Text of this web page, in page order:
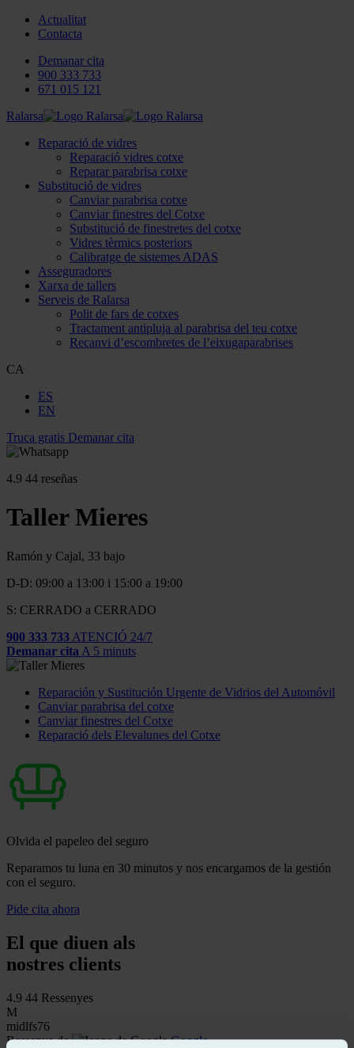
Actualitat
Contacta
Demanar cita
900 333 733
671 015 121
Ralarsa
Reparació de vidres
Reparació vidres cotxe
Reparar parabrisa cotxe
Substitució de vidres
Canviar parabrisa cotxe
Canviar finestres del Cotxe
Substitució de finestretes del cotxe
Vidres tèrmics posteriors
Calibratge de sistemes ADAS
Asseguradores
Xarxa de tallers
Serveis de Ralarsa
Polit de fars de cotxes
Tractament antipluja al parabrisa del teu cotxe
Recanvi d’escombretes de l’eixugaparabrises
CA
ES
EN
Truca gratis Demanar cita
4.9 44 reseñas
Taller Mieres
Ramón y Cajal, 33 bajo
D-D: 09:00 a 13:00 i 15:00 a 19:00
S: CERRADO a CERRADO
900 333 733 ATENCIÓ 24/7
Demanar cita A 5 minuts
Reparación y Sustitución Urgente de Vidrios del Automóvil
Canviar parabrisa del cotxe
Canviar finestres del Cotxe
Reparació dels Elevalunes del Cotxe
Olvida el papeleo del seguro
Reparamos tu luna en 30 minutos y nos encargamos de la gestión
con el seguro.
Pide cita ahora
El que diuen als
nostres clients
4.9 44 Ressenyes
M
midlfs76
Ressenya de
Google